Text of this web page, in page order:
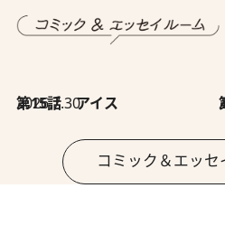
2026.7.30
第15話 アイス
コミック＆エッセ